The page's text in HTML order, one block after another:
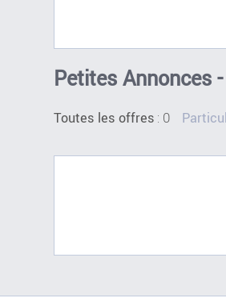
Petites Annonces
Toutes les offres : 0